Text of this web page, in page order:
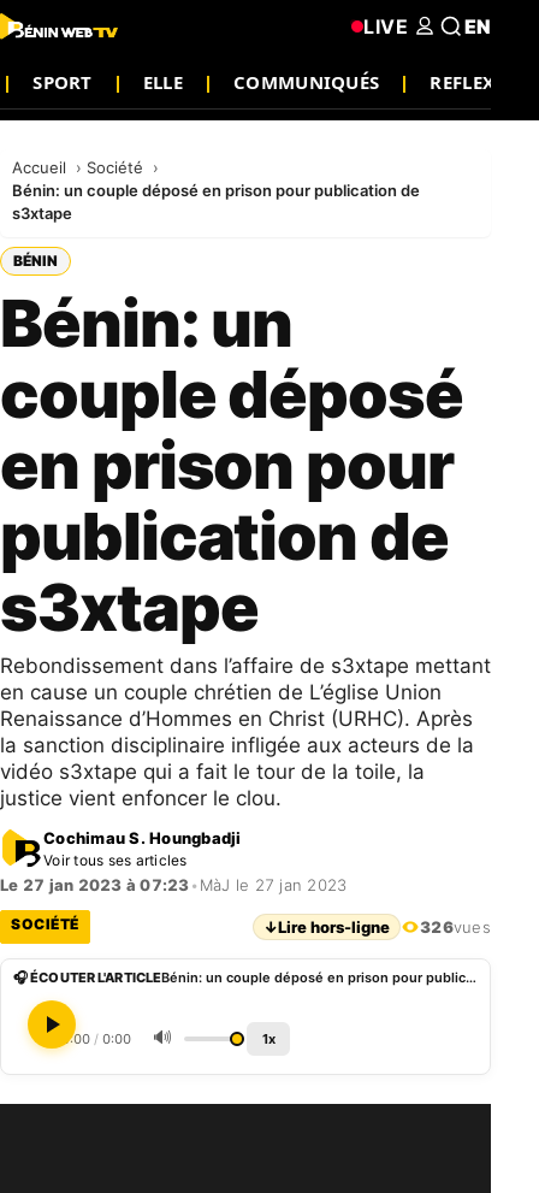
SPORT ELLE COMMUNIQUÉS REFLEXION
LIVE EN
Accueil
Société
Bénin: un couple déposé en prison pour publication de
s3xtape
BÉNIN
Bénin: un
couple déposé
en prison pour
publication de
s3xtape
Rebondissement dans l’affaire de s3xtape mettant
en cause un couple chrétien de L’église Union
Renaissance d’Hommes en Christ (URHC). Après
la sanction disciplinaire infligée aux acteurs de la
vidéo s3xtape qui a fait le tour de la toile, la
justice vient enfoncer le clou.
Cochimau S. Houngbadji
Voir tous ses articles
Le 27 jan 2023 à 07:23• MàJ le 27 jan 2023
SOCIÉTÉ ↓Lire hors-ligne 326vues
🎧 ÉCOUTER L'ARTICLE Bénin: un couple déposé en prison pour publication de s3xtape
0:00 / 0:00 🔊 1x